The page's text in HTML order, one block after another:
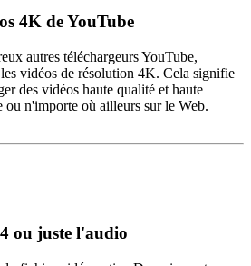
4K de YouTube
autres téléchargeurs YouTube,
vidéos de résolution 4K. Cela signifie
des vidéos haute qualité et haute
n'importe où ailleurs sur le Web.
ou juste l'audio